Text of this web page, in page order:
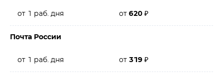
от 1 раб. дня от 620 ₽
Почта России
от 1 раб. дня от 319 ₽